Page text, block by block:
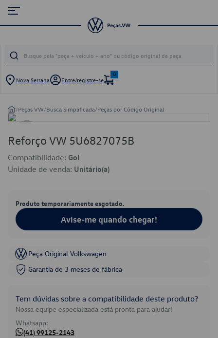
Nova Serrana Entre/registre-se
0
/Peças VW/Busca Simplificada/Peças por Código Original
Reforço VW 5U6827075B
Compatibilidade: Gol
Unidade de venda: Unitário(a)
Produto temporariamente esgotado.
Avise-me quando chegar!
Peça Original Volkswagen
Garantia de 3 meses de fábrica
Tem dúvidas sobre a compatibilidade deste produto?
Nossa equipe especializada está pronta para ajudar!
Whatsapp:
(41) 99125-2143